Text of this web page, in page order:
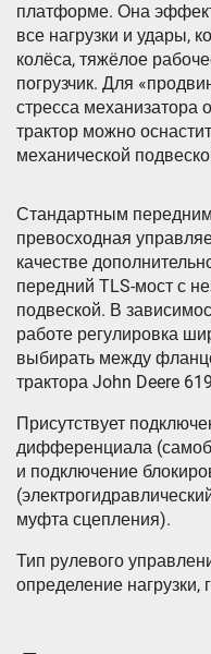
платформе. Она
все нагрузки и удары,
колёса, тяжёлое
погрузчик. Для
стресса механизатора
трактор можно
механической
Стандартным
превосходная
качестве
передний TLS-мост с
подвеской. В
работе регулировка
выбирать между
трактора John Deere
Присутствует
дифференциала
и подключение
муфта сцепления).
Тип рулевого
определение нагрузки,